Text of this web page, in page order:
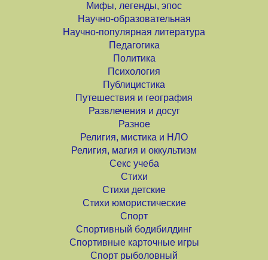
Мифы, легенды, эпос
Научно-образовательная
Научно-популярная литература
Педагогика
Политика
Психология
Публицистика
Путешествия и география
Развлечения и досуг
Разное
Религия, мистика и НЛО
Религия, магия и оккультизм
Секс учеба
Стихи
Стихи детские
Стихи юмористические
Спорт
Спортивный бодибилдинг
Спортивные карточные игры
Спорт рыболовный